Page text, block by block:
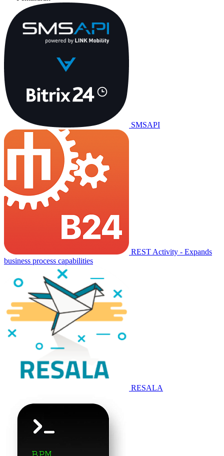
SMSAPI
REST Activity - Expands
business process capabilities
RESALA